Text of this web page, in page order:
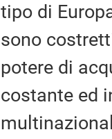
tipo di
sono
potere di
costante ed